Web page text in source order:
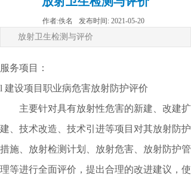
作者:佚名 发布时间: 2021-05-20
放射卫生检测与评价
服务项目：
l 建设项目职业病危害放射防护评价
主要针对具有放射性危害的新建、改建扩
建、技术改造、技术引进等项目对其放射防护
措施、放射检测计划、放射危害、放射防护管
理等进行全面评价，提出合理的改进建议，使